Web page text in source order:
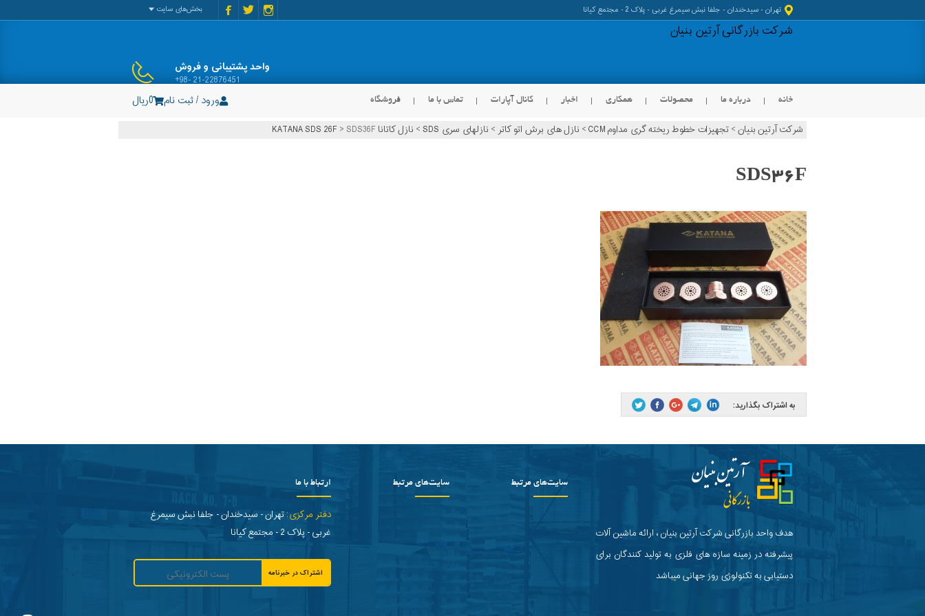
تهران - سیدخندان - جلفا نبش سیمرغ غربی - پلاک 2 - مجتمع کیانا بخش‌های سایت
شرکت بازرگانی آرتین بنیان
واحد پشتیبانی و فروش
+98- 21-22876451
خانه درباره ما محصولات
KOIKE
همکاری اخبار کانال آپارات تماس با ما فروشگاه ورود / ثبت نام 0ریال
شرکت آرتین بنیان>تجهیزات خطوط ریخته گری مداوم CCM > نازل های برش اتو کاتر> نازلهای سری SDS > نازل کاتانا KATANA SDS 26F >SDS36F
SDS36F
به اشتراک بگذارید:
هدف واحد بازرگانی شرکت آرتین بنیان ، ارائه ماشین آلات
پیشرفته در زمینه سازه های فلزی به تولید کنندگان برای
دستیابی به تکنولوژی روز جهانی میباشد
سایت‌های مرتبط سایت‌های مرتبط ارتباط با ما
دفتر مرکزی:تهران - سیدخندان - جلفا نبش سیمرغ
غربی - پلاک 2 - مجتمع کیانا
اشتراک در خبرنامه